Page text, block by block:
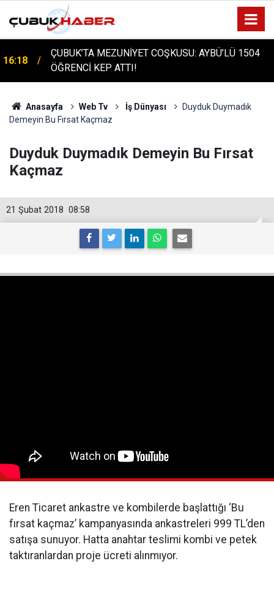
16:14
ÇUBUK'TA TARİHİ GÜN: PROTÜRK PLAZMA
FRAKSİNASYON TESİSİ'NİN TEMELİ ATILDI
Anasayfa Web Tv İş Dünyası
Duyduk Duymadık
Demeyin Bu Fırsat Kaçmaz
Duyduk Duymadık Demeyin Bu Fırsat
Kaçmaz
08:58
21 Şubat 2018
Eren Ticaret ankastre ve kombilerde başlattığı ‘Bu
fırsat kaçmaz’ kampanyasında ankastreleri 999 TL’den
satışa sunuyor. Hatta anahtar teslimi kombi ve petek
taktıranlardan proje ücreti alınmıyor.